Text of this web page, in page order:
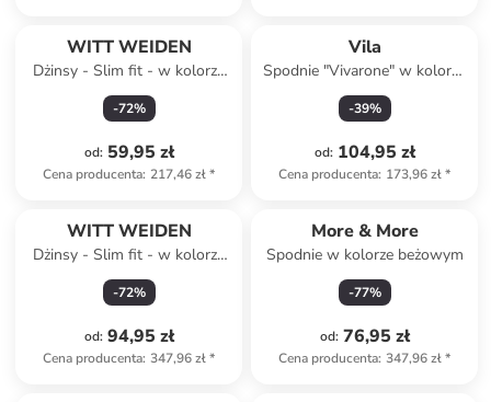
WITT WEIDEN
Dżinsy - Slim fit - w kolorze
czarnym
-72%
od: 59,95 zł
Cena producenta: 217,46 zł*
Vila
Spodnie "Vivarone" w kolorze
czarnym
-39%
od: 104,95 zł
Cena producenta: 173,96 zł*
WITT WEIDEN
Dżinsy - Slim fit - w kolorze
granatowym
-72%
od: 94,95 zł
Cena producenta: 347,96 zł*
More & More
Spodnie w kolorze beżowym
-77%
od: 76,95 zł
Cena producenta: 347,96 zł*